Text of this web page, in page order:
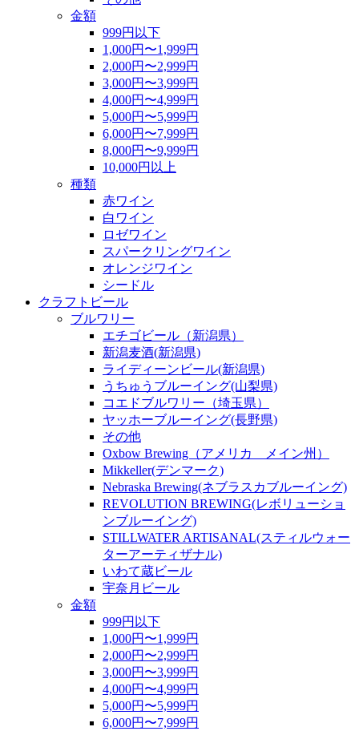
金額
999円以下
1,000円〜1,999円
2,000円〜2,999円
3,000円〜3,999円
4,000円〜4,999円
5,000円〜5,999円
6,000円〜7,999円
8,000円〜9,999円
10,000円以上
種類
赤ワイン
白ワイン
ロゼワイン
スパークリングワイン
オレンジワイン
シードル
クラフトビール
ブルワリー
エチゴビール（新潟県）
新潟麦酒(新潟県)
ライディーンビール(新潟県)
うちゅうブルーイング(山梨県)
コエドブルワリー（埼玉県）
ヤッホーブルーイング(長野県)
その他
Oxbow Brewing（アメリカ メイン州）
Mikkeller(デンマーク)
Nebraska Brewing(ネブラスカブルーイング)
REVOLUTION BREWING(レボリューショ
ンブルーイング)
STILLWATER ARTISANAL(スティルウォー
ターアーティザナル)
いわて蔵ビール
宇奈月ビール
金額
999円以下
1,000円〜1,999円
2,000円〜2,999円
3,000円〜3,999円
4,000円〜4,999円
5,000円〜5,999円
6,000円〜7,999円